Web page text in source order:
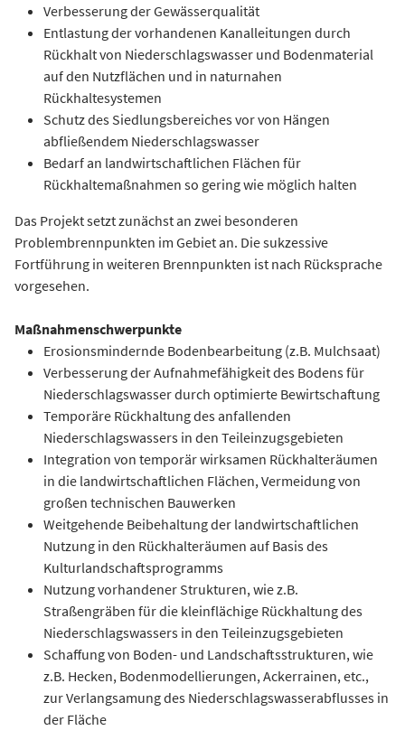
Verbesserung der Gewässerqualität
Entlastung der vorhandenen Kanalleitungen durch
Rückhalt von Niederschlagswasser und Bodenmaterial
auf den Nutzflächen und in naturnahen
Rückhaltesystemen
Schutz des Siedlungsbereiches vor von Hängen
abfließendem Niederschlagswasser
Bedarf an landwirtschaftlichen Flächen für
Rückhaltemaßnahmen so gering wie möglich halten
Das Projekt setzt zunächst an zwei besonderen
Problembrennpunkten im Gebiet an. Die sukzessive
Fortführung in weiteren Brennpunkten ist nach Rücksprache
vorgesehen.
Maßnahmenschwerpunkte
Erosionsmindernde Bodenbearbeitung (z.B. Mulchsaat)
Verbesserung der Aufnahmefähigkeit des Bodens für
Niederschlagswasser durch optimierte Bewirtschaftung
Temporäre Rückhaltung des anfallenden
Niederschlagswassers in den Teileinzugsgebieten
Integration von temporär wirksamen Rückhalteräumen
in die landwirtschaftlichen Flächen, Vermeidung von
großen technischen Bauwerken
Weitgehende Beibehaltung der landwirtschaftlichen
Nutzung in den Rückhalteräumen auf Basis des
Kulturlandschaftsprogramms
Nutzung vorhandener Strukturen, wie z.B.
Straßengräben für die kleinflächige Rückhaltung des
Niederschlagswassers in den Teileinzugsgebieten
Schaffung von Boden- und Landschaftsstrukturen, wie
z.B. Hecken, Bodenmodellierungen, Ackerrainen, etc.,
zur Verlangsamung des Niederschlagswasserabflusses in
der Fläche